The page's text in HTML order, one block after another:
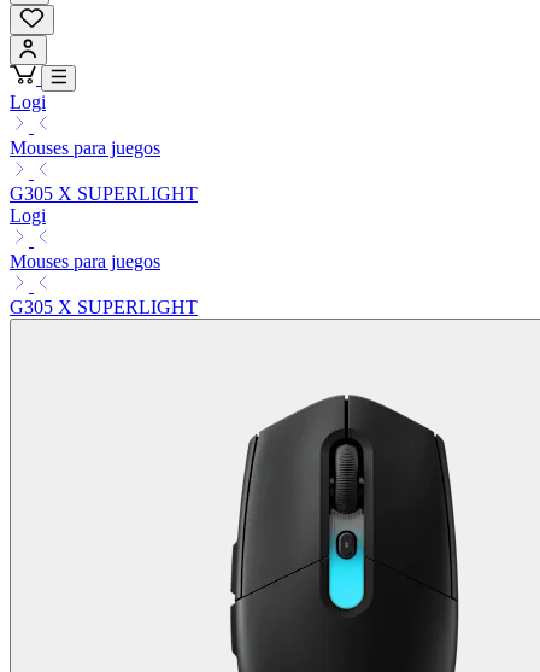
Logi
Mouses para juegos
G305 X SUPERLIGHT
Logi
Mouses para juegos
G305 X SUPERLIGHT